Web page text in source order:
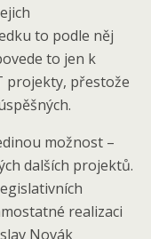
to podle něj
to jen k
projekty, přestože
možnost –
dalších projektů.
realizaci
Novák